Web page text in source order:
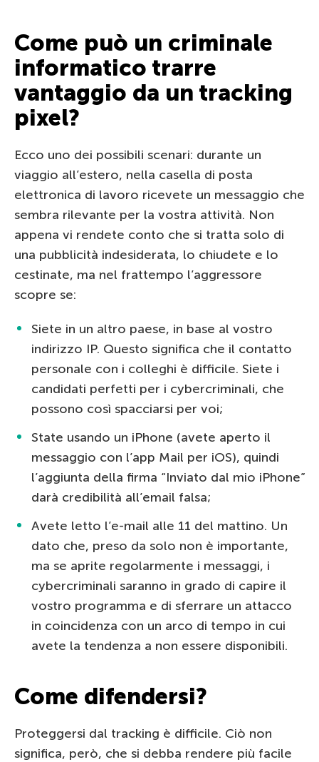
Come può un criminale
informatico trarre
vantaggio da un tracking
pixel?
Ecco uno dei possibili scenari: durante un
viaggio all’estero, nella casella di posta
elettronica di lavoro ricevete un messaggio che
sembra rilevante per la vostra attività. Non
appena vi rendete conto che si tratta solo di
una pubblicità indesiderata, lo chiudete e lo
cestinate, ma nel frattempo l’aggressore
scopre se:
Siete in un altro paese, in base al vostro
indirizzo IP. Questo significa che il contatto
personale con i colleghi è difficile. Siete i
candidati perfetti per i cybercriminali, che
possono così spacciarsi per voi;
State usando un iPhone (avete aperto il
messaggio con l’app Mail per iOS), quindi
l’aggiunta della firma “Inviato dal mio iPhone”
darà credibilità all’email falsa;
Avete letto l’e-mail alle 11 del mattino. Un
dato che, preso da solo non è importante,
ma se aprite regolarmente i messaggi, i
cybercriminali saranno in grado di capire il
vostro programma e di sferrare un attacco
in coincidenza con un arco di tempo in cui
avete la tendenza a non essere disponibili.
Come difendersi?
Proteggersi dal tracking è difficile. Ciò non
significa, però, che si debba rendere più facile